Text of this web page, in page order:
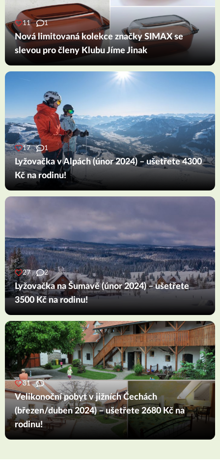
11 1
Nová limitovaná kolekce značky SIMAX se
slevou pro členy Klubu Jíme Jinak
17 1
Lyžovačka v Alpách (únor 2024) – ušetřete 4300
Kč na rodinu!
27 2
Lyžovačka na Šumavě (únor 2024) – ušetřete
3500 Kč na rodinu!
31
Velikonoční pobyt v jižních Čechách
(březen/duben 2024) – ušetřete 2680 Kč na
rodinu!